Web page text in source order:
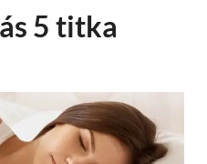
5 titka